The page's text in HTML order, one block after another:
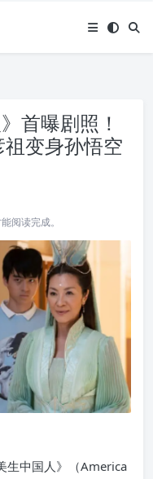
首曝剧照！
变身孙悟空
阅读完成。
生中国人》（America